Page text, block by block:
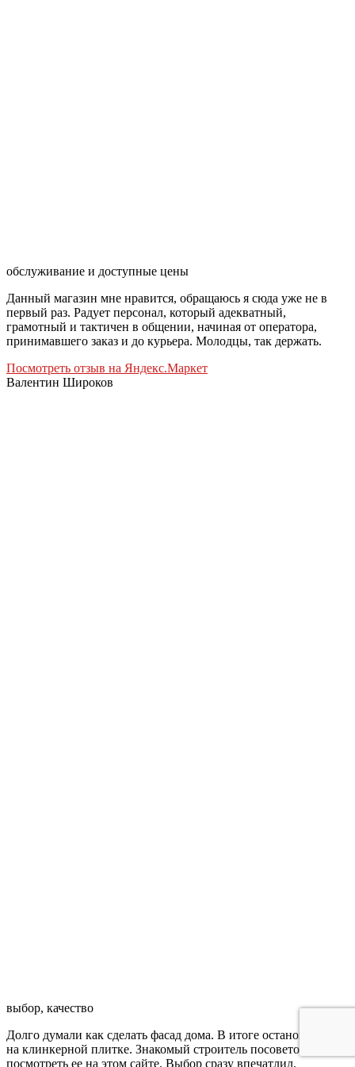
обслуживание и доступные цены
Данный магазин мне нравится, обращаюсь я сюда уже не в
первый раз. Радует персонал, который адекватный,
грамотный и тактичен в общении, начиная от оператора,
принимавшего заказ и до курьера. Молодцы, так держать.
Посмотреть отзыв на Яндекс.Маркет
Валентин Широков
выбор, качество
Долго думали как сделать фасад дома. В итоге остановились
на клинкерной плитке. Знакомый строитель посоветовал нам
посмотреть ее на этом сайте. Выбор сразу впечатлил.